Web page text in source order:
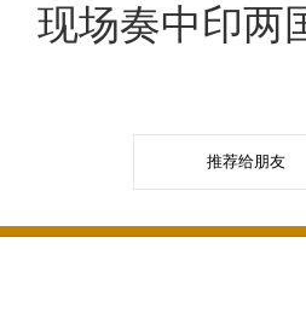
现场
推荐给朋友